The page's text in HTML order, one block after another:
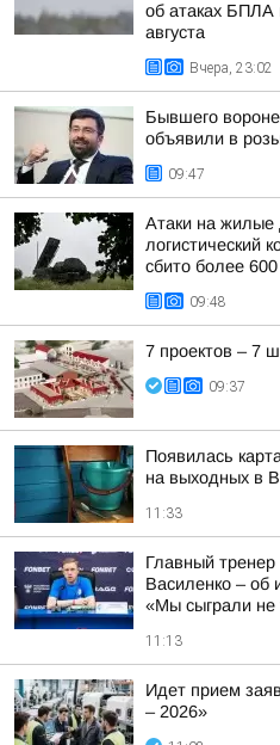
об атаках БПЛА
августа
Вчера, 23:02
Бывшего
объявили в
09:47
Атаки на жилые
логистический
сбито более
09:48
7 проектов – 7
09:37
Появилась
на выходных в
11:33
Главный
Василенко – об
«Мы сыграли не
11:13
Идет прием
– 2026»